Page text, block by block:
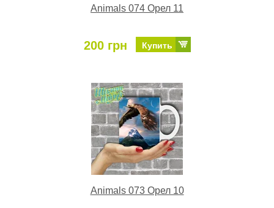
Animals 074 Орел 11
200 грн Купить
Animals 073 Орел 10